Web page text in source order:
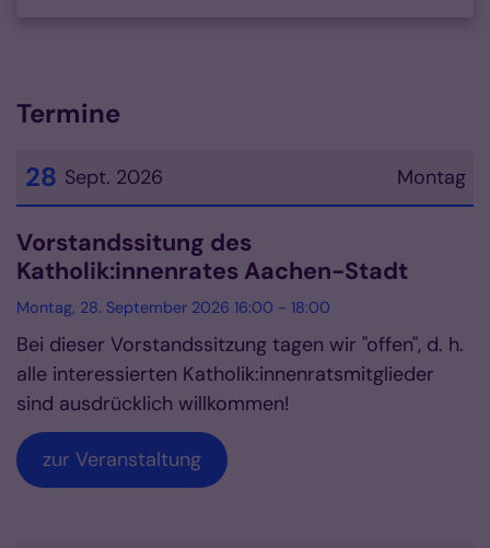
Termine
Montag
28 Sept. 2026
Datum: 28. September 2026
Vorstandssitung des
Katholik:innenrates Aachen-Stadt
Montag, 28. September 2026 16:00 - 18:00
Bei dieser Vorstandssitzung tagen wir "offen", d. h.
alle interessierten Katholik:innenratsmitglieder
sind ausdrücklich willkommen!
zur Veranstaltung